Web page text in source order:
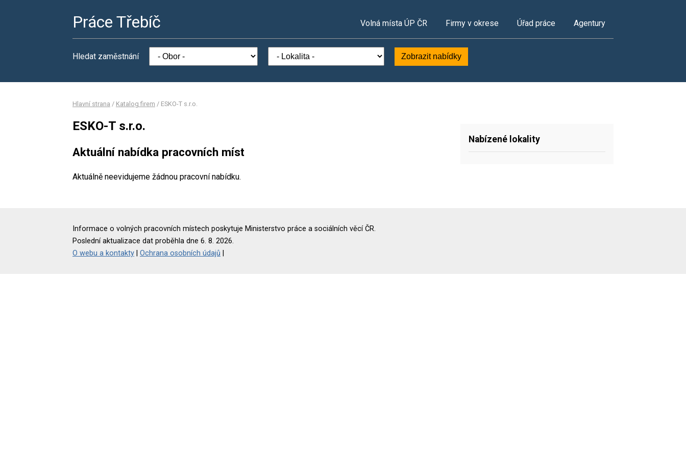
Práce Třebíč Volná místa ÚP ČR Firmy v okrese Úřad práce Agentury
Hledat zaměstnání Zobrazit nabídky
Hlavní strana / Katalog firem / ESKO-T s.r.o.
ESKO-T s.r.o.
Aktuální nabídka pracovních míst
Aktuálně neevidujeme žádnou pracovní nabídku.
Nabízené lokality
Informace o volných pracovních místech poskytuje Ministerstvo práce a sociálních věcí ČR.
Poslední aktualizace dat proběhla dne 6. 8. 2026.
O webu a kontakty
Ochrana osobních údajů